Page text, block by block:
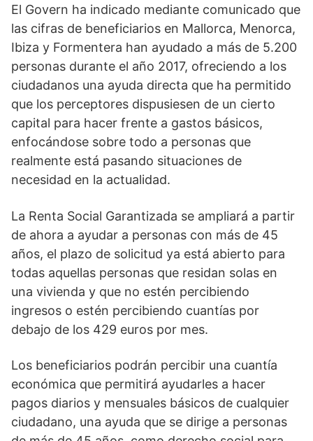
El Govern ha indicado mediante comunicado que
las cifras de beneficiarios en Mallorca, Menorca,
Ibiza y Formentera han ayudado a más de 5.200
personas durante el año 2017, ofreciendo a los
ciudadanos una ayuda directa que ha permitido
que los perceptores dispusiesen de un cierto
capital para hacer frente a gastos básicos,
enfocándose sobre todo a personas que
realmente está pasando situaciones de
necesidad en la actualidad.
La Renta Social Garantizada se ampliará a partir
de ahora a ayudar a personas con más de 45
años, el plazo de solicitud ya está abierto para
todas aquellas personas que residan solas en
una vivienda y que no estén percibiendo
ingresos o estén percibiendo cuantías por
debajo de los 429 euros por mes.
Los beneficiarios podrán percibir una cuantía
económica que permitirá ayudarles a hacer
pagos diarios y mensuales básicos de cualquier
ciudadano, una ayuda que se dirige a personas